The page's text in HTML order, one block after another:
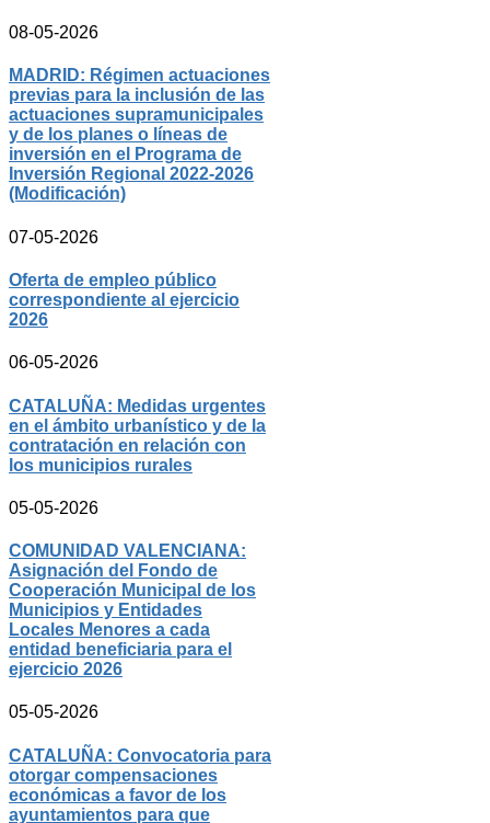
08-05-2026
MADRID: Régimen actuaciones
previas para la inclusión de las
actuaciones supramunicipales
y de los planes o líneas de
inversión en el Programa de
Inversión Regional 2022-2026
(Modificación)
07-05-2026
Oferta de empleo público
correspondiente al ejercicio
2026
06-05-2026
CATALUÑA: Medidas urgentes
en el ámbito urbanístico y de la
contratación en relación con
los municipios rurales
05-05-2026
COMUNIDAD VALENCIANA:
Asignación del Fondo de
Cooperación Municipal de los
Municipios y Entidades
Locales Menores a cada
entidad beneficiaria para el
ejercicio 2026
05-05-2026
CATALUÑA: Convocatoria para
otorgar compensaciones
económicas a favor de los
ayuntamientos para que